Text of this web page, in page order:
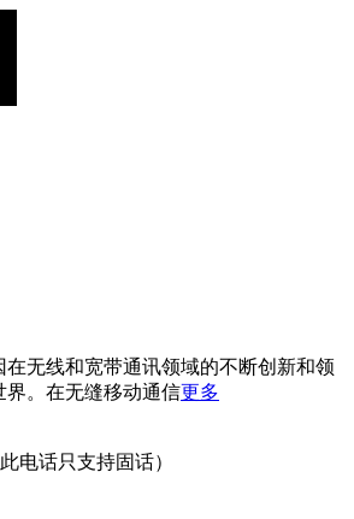
线和宽带通讯领域的不断创新和领
界。在无缝移动通信更多
电话只支持固话）